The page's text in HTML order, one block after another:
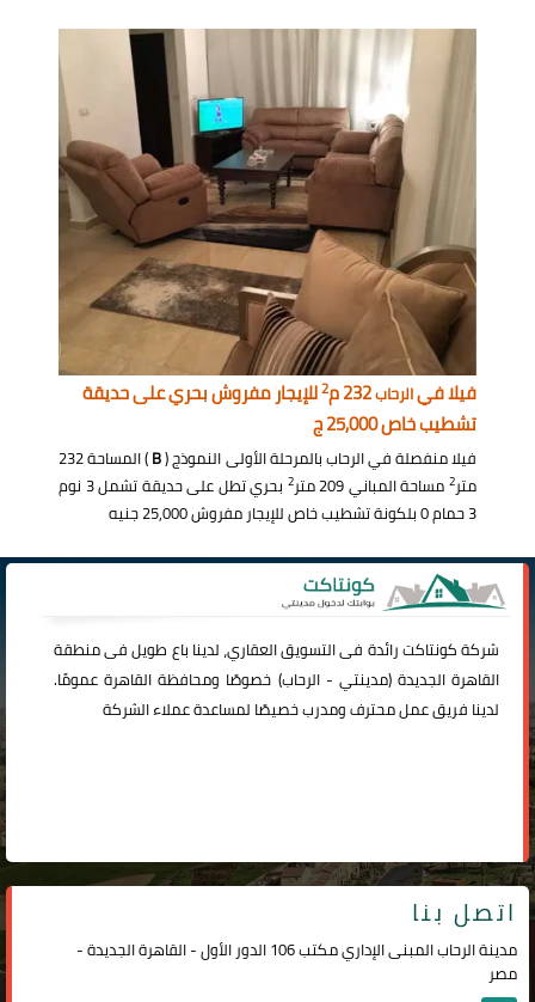
فيلا فيالرحاب 2للإيجار مفروش بحري على حديقة
تشطيب خاص 25,000 ج
فيلا منفصلة في الرحاب بالمرحلة الأولى النموذج (B
) المساحة 232
متر2مساحة المباني 209 متر 2
بحري تطل على حديقة تشمل 3 نوم
3 حمام 0 بلكونة تشطيب خاص للإيجار مفروش 25,000 جنيه
شركةكونتاكترائدة فى التسويق العقاري، لدينا باع طويل فى منطقة
القاهرة الجديدة (مدينتي -الرحاب) خصوصًا ومحافظة القاهرة عمومًا.
لدينا فريق عمل محترف ومدرب خصيصًا لمساعدة عملاء الشركة
اتصل بنا
مدينة الرحاب المبنى الإداري مكتب 106 الدور الأول - القاهرة الجديدة -
مصر